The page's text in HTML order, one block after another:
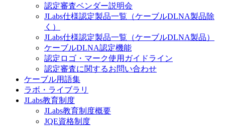
認定審査ベンダー説明会
JLabs仕様認定製品一覧（ケーブルDLNA製品除
く）
JLabs仕様認定製品一覧（ケーブルDLNA製品）
ケーブルDLNA認定機能
認定ロゴ・マーク使用ガイドライン
認定審査に関するお問い合わせ
ケーブル用語集
ラボ・ライブラリ
JLabs教育制度
JLabs教育制度概要
JQE資格制度